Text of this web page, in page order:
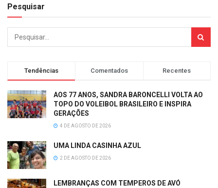
Pesquisar
Tendências Comentados Recentes
AOS 77 ANOS, SANDRA BARONCELLI VOLTA AO
TOPO DO VOLEIBOL BRASILEIRO E INSPIRA
GERAÇÕES
4 DE AGOSTO DE 2026
UMA LINDA CASINHA AZUL
2 DE AGOSTO DE 2026
LEMBRANÇAS COM TEMPEROS DE AVÓ